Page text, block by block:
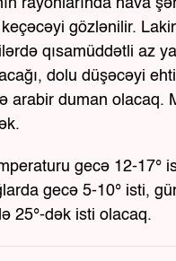
rayonlarında hava
gözlənilir.
qısamüddətli az
dolu düşəcəyi
arabir duman olacaq.
gecə 12-17°
gecə 5-10° isti,
25°-dək isti olacaq.